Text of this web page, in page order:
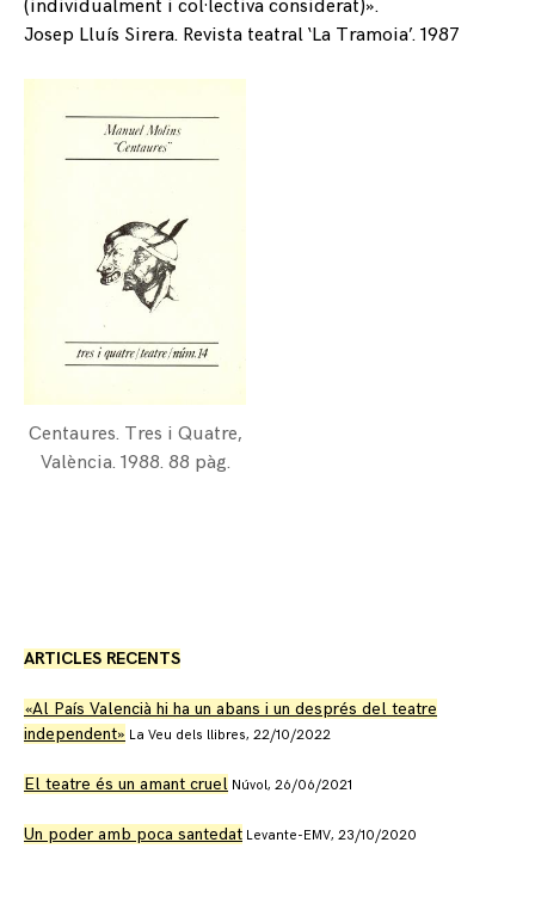
(individualment i col·lectiva considerat)».
Josep Lluís Sirera. Revista teatral ‘La Tramoia’. 1987
Centaures. Tres i Quatre,
València. 1988. 88 pàg.
ARTICLES RECENTS
«Al País Valencià hi ha un abans i un després del teatre
independent» La Veu dels llibres, 22/10/2022
El teatre és un amant cruel Núvol, 26/06/2021
Un poder amb poca santedat Levante-EMV, 23/10/2020